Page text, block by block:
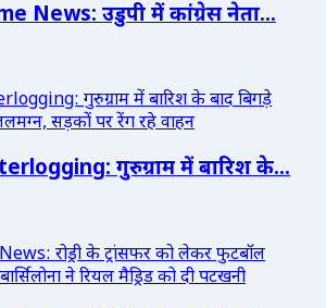
News: उडुपी में कांग्रेस नेता...
गुरुग्राम में बारिश के...